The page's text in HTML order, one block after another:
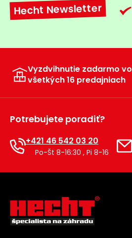
Hecht Newsletter
Vyzdvihnutie zadarmo vo
všetkých 16 predajniach
Potrebujete poradiť?
+421 46 542 03 20
Po-Št 8-16:30 , Pi 8-16